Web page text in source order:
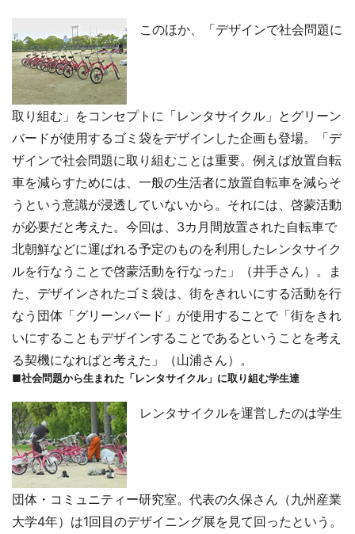
このほか、「デザインで社会問題に
取り組む」をコンセプトに「レンタサイクル」とグリーン
バードが使用するゴミ袋をデザインした企画も登場。「デ
ザインで社会問題に取り組むことは重要。例えば放置自転
車を減らすためには、一般の生活者に放置自転車を減らそ
うという意識が浸透していないから。それには、啓蒙活動
が必要だと考えた。今回は、3カ月間放置された自転車で
北朝鮮などに運ばれる予定のものを利用したレンタサイク
ルを行なうことで啓蒙活動を行なった」（井手さん）。ま
た、デザインされたゴミ袋は、街をきれいにする活動を行
なう団体「グリーンバード」が使用することで「街をきれ
いにすることもデザインすることであるということを考え
る契機になればと考えた」（山浦さん）。
■社会問題から生まれた「レンタサイクル」に取り組む学生達
レンタサイクルを運営したのは学生
団体・コミュニティー研究室。代表の久保さん（九州産業
大学4年）は1回目のデザイニング展を見て回ったという。